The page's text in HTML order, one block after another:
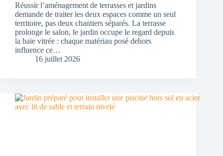
Réussir l’aménagement de terrasses et jardins
demande de traiter les deux espaces comme un seul
territoire, pas deux chantiers séparés. La terrasse
prolonge le salon, le jardin occupe le regard depuis
la baie vitrée : chaque matériau posé dehors
influence ce…
16 juillet 2026